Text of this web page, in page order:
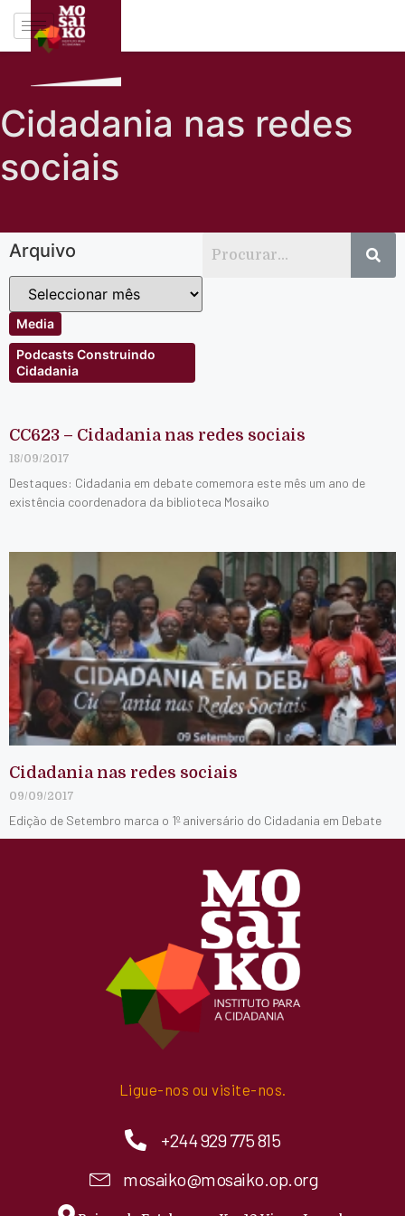
Cidadania nas redes
sociais
Arquivo
Media
Podcasts Construindo
Cidadania
CC623 – Cidadania nas redes sociais
18/09/2017
Destaques: Cidadania em debate comemora este mês um ano de
existência coordenadora da biblioteca Mosaiko
Cidadania nas redes sociais
09/09/2017
Edição de Setembro marca o 1º aniversário do Cidadania em Debate
Ligue-nos ou visite-nos.
+244 929 775 815
mosaiko@mosaiko.op.org